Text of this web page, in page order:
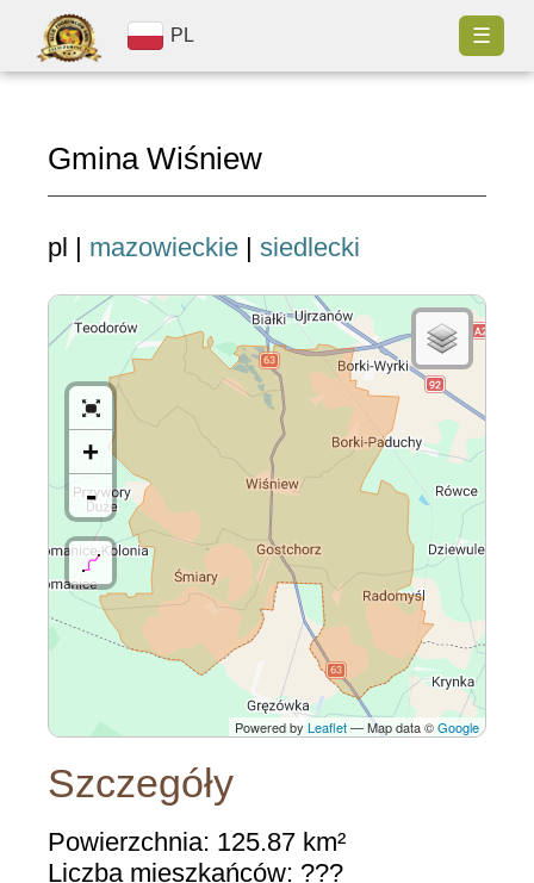
PL ☰
Gmina Wiśniew
pl | mazowieckie | siedlecki
+
-
Powered byLeaflet— Map data ©Google
Szczegóły
Powierzchnia: 125.87 km²
Liczba mieszkańców: ???